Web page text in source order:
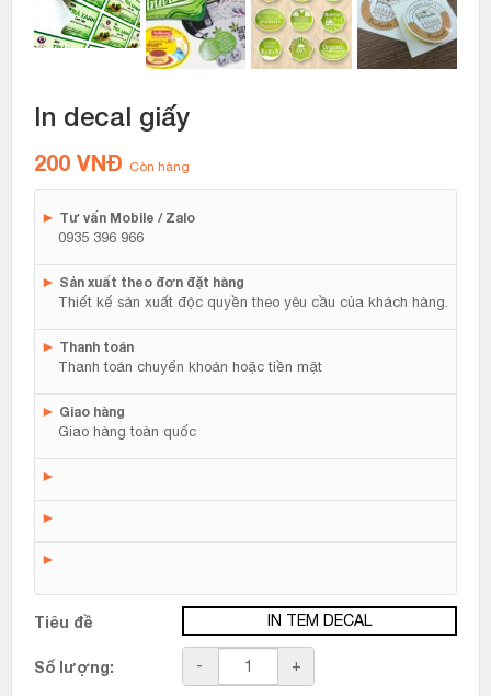
In decal giấy
200 VNĐ Còn hàng
► Tư vấn Mobile / Zalo
0935 396 966
► Sản xuất theo đơn đặt hàng
Thiết kế sản xuất độc quyền theo yêu cầu của khách hàng.
► Thanh toán
Thanh toán chuyển khoản hoặc tiền mặt
► Giao hàng
Giao hàng toàn quốc
►
►
►
Tiêu đề IN TEM DECAL
Số lượng: -
lượng
+